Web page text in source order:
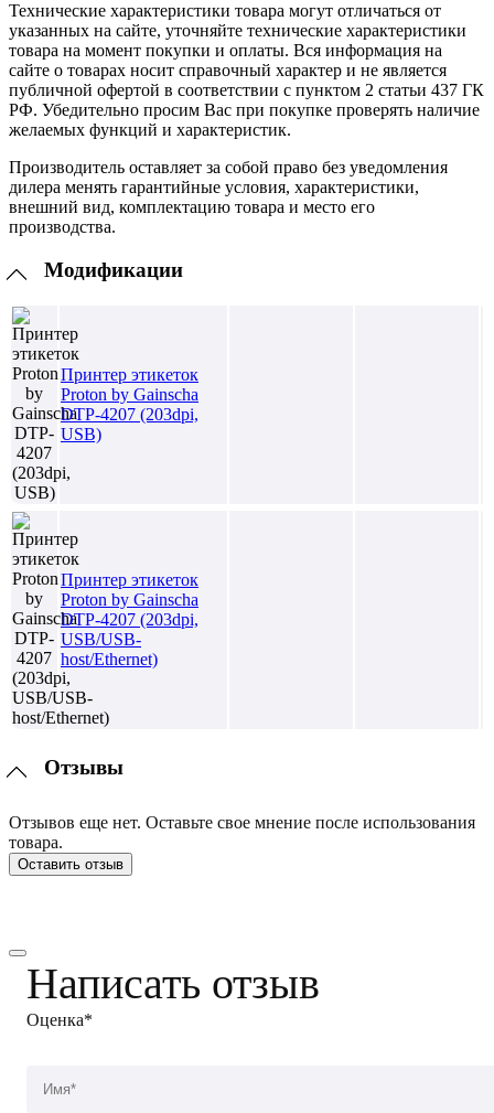
Технические характеристики товара могут отличаться от
указанных на сайте, уточняйте технические характеристики
товара на момент покупки и оплаты. Вся информация на
сайте о товарах носит справочный характер и не является
публичной офертой в соответствии с пунктом 2 статьи 437 ГК
РФ. Убедительно просим Вас при покупке проверять наличие
желаемых функций и характеристик.
Производитель оставляет за собой право без уведомления
дилера менять гарантийные условия, характеристики,
внешний вид, комплектацию товара и место его
производства.
Модификации
Принтер этикеток
Proton by Gainscha
DTP-4207 (203dpi,
USB)
Принтер этикеток
Proton by Gainscha
DTP-4207 (203dpi,
USB/USB-
host/Ethernet)
Отзывы
Отзывов еще нет. Оставьте свое мнение после использования
товара.
Оставить отзыв
Написать отзыв
Оценка*